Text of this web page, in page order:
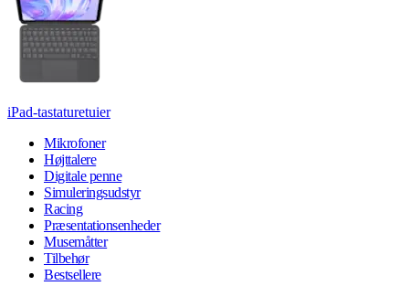
iPad-tastaturetuier
Mikrofoner
Højttalere
Digitale penne
Simuleringsudstyr
Racing
Præsentationsenheder
Musemåtter
Tilbehør
Bestsellere